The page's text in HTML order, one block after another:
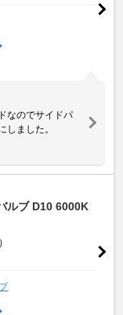
なのでサイドパ
しました。
ルブ D10 6000K